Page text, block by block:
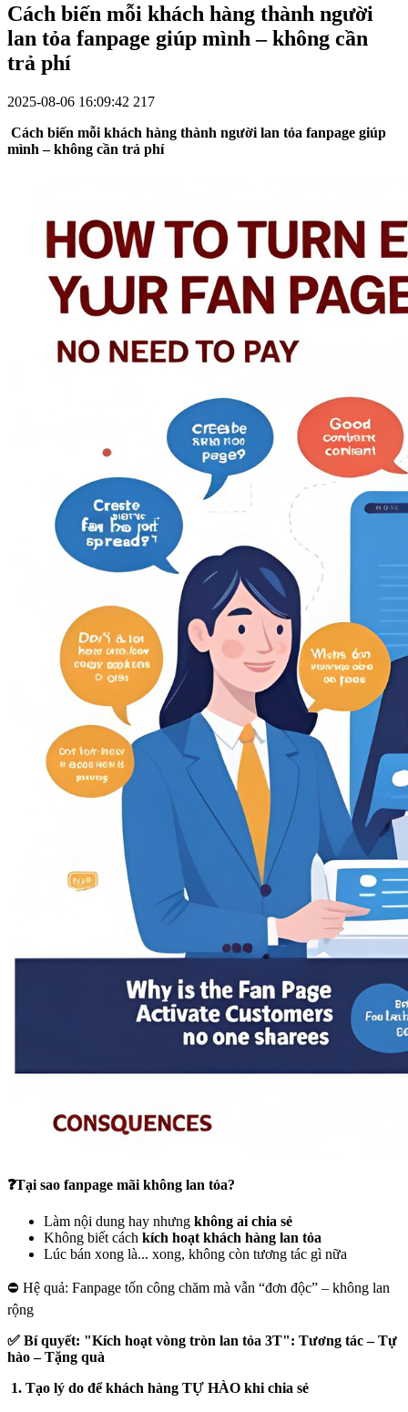
Cách biến mỗi khách hàng thành người
lan tỏa fanpage giúp mình – không cần
trả phí
2025-08-06 16:09:42 217
Cách biến mỗi khách hàng thành người lan tỏa fanpage giúp
mình – không cần trả phí
❓Tại sao fanpage mãi không lan tỏa?
Làm nội dung hay nhưng không ai chia sẻ
Không biết cách kích hoạt khách hàng lan tỏa
Lúc bán xong là... xong, không còn tương tác gì nữa
⛔ Hệ quả: Fanpage tốn công chăm mà vẫn “đơn độc” – không lan
rộng
✅ Bí quyết: "Kích hoạt vòng tròn lan tỏa 3T": Tương tác – Tự
hào – Tặng quà
1. Tạo lý do để khách hàng TỰ HÀO khi chia sẻ